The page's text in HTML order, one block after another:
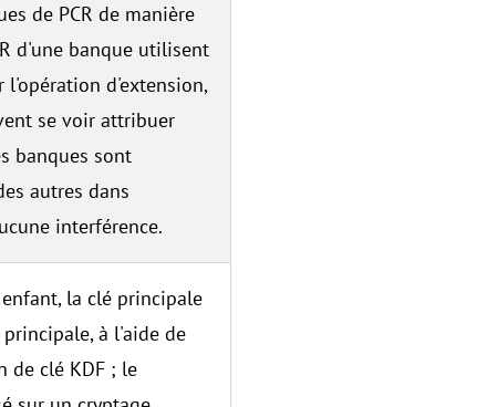
de PCR de manière
d'une banque utilisent
d'extension,
se voir attribuer
banques sont
autres dans
interférence.
la clé principale
à l'aide de
de clé KDF ; le